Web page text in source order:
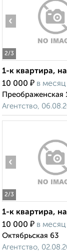
2/3
‹
1-к квартира,
10 000 ₽ в месяц
Преображенская
Агентство,
2/3
‹
1-к квартира,
10 000 ₽ в месяц
Октябрьская 63
Агентство,